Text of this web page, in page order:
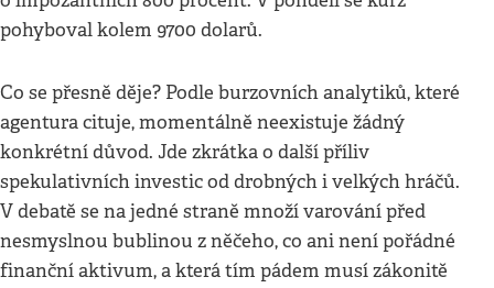
pohyboval kolem 9700 dolarů.
Co se přesně děje? Podle burzovních analytiků, které
agentura cituje, momentálně neexistuje žádný
konkrétní důvod. Jde zkrátka o další příliv
spekulativních investic od drobných i velkých hráčů.
V debatě se na jedné straně množí varování před
nesmyslnou bublinou z něčeho, co ani není pořádné
finanční aktivum, a která tím pádem musí zákonitě